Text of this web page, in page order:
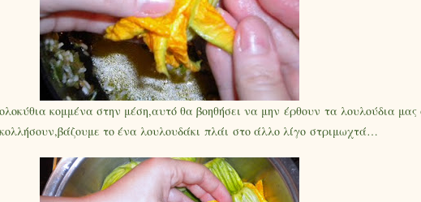
κομμένα στην μέση,αυτό θα βοηθήσει να μην έρθουν τα λουλούδια
το ένα λουλουδάκι πλάι στο άλλο λίγο στριμωχτά…